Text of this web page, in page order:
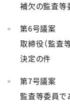
補欠の監査等
第6号議案
取締役（監査
決定の件
第7号議案
監査等委員で